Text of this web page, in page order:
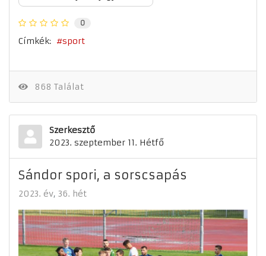
0
Címkék: sport
868 Találat
Szerkesztő
2023. szeptember 11. Hétfő
Sándor spori, a sorscsapás
2023. év 36. hét